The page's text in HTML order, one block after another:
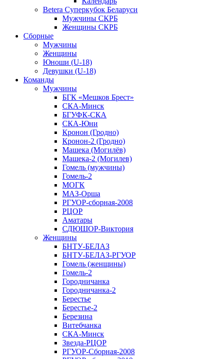
Betera Суперкубок Беларуси
Мужчины СКРБ
Женщины СКРБ
Сборные
Мужчины
Женщины
Юноши (U-18)
Девушки (U-18)
Команды
Мужчины
БГК «Мешков Брест»
СКА-Минск
БГУФК-СКА
СКА-Юни
Кронон (Гродно)
Кронон-2 (Гродно)
Машека (Могилёв)
Машека-2 (Могилев)
Гомель (мужчины)
Гомель-2
МОГК
МАЗ-Орша
РГУОР-сборная-2008
РЦОР
Аматары
СДЮШОР-Виктория
Женщины
БНТУ-БЕЛАЗ
БНТУ-БЕЛАЗ-РГУОР
Гомель (женщины)
Гомель-2
Городничанка
Городничанка-2
Берестье
Берестье-2
Березина
Витебчанка
СКА-Минск
Звезда-РЦОР
РГУОР-Сборная-2008